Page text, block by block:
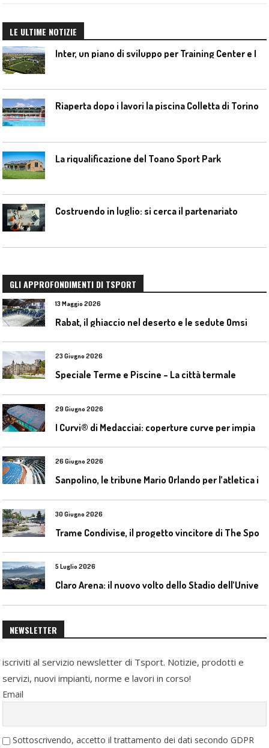
LE ULTIME NOTIZIE
Riaperta dopo i lavori la piscina Colletta di Torino
La riqualificazione del Toano Sport Park
Costruendo in luglio: si cerca il partenariato
GLI APPROFONDIMENTI DI TSPORT
13 Maggio 2026
Rabat, il ghiaccio nel deserto e le sedute Omsi
23 Giugno 2026
Speciale Terme e Piscine – La città termale
29 Giugno 2026
26 Giugno 2026
30 Giugno 2026
5 Luglio 2026
NEWSLETTER
iscriviti al servizio newsletter di Tsport. Notizie, prodotti e
servizi, nuovi impianti, norme e lavori in corso!
Email
Sottoscrivendo, accetto il trattamento dei dati secondo GDPR